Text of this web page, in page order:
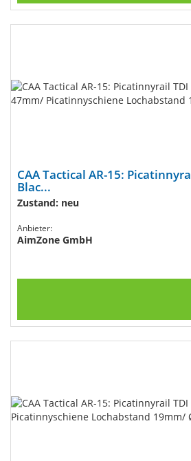
CAA Tactical AR-15:
Blac...
Zustand: neu
Anbieter:
AimZone GmbH